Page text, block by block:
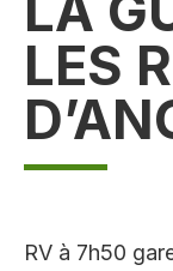
LES
RV à 7h50